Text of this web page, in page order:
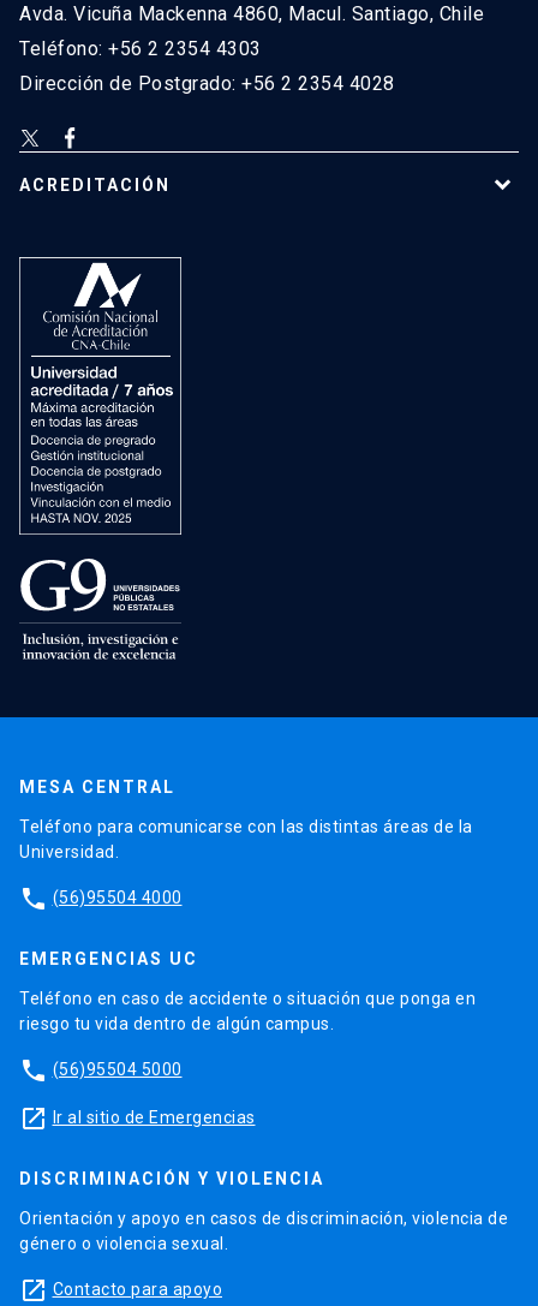
Avda. Vicuña Mackenna 4860, Macul. Santiago, Chile
Teléfono: +56 2 2354 4303
Dirección de Postgrado: +56 2 2354 4028
ACREDITACIÓN
MESA CENTRAL
Teléfono para comunicarse con las distintas áreas de la
Universidad.
phone (56)95504 4000
EMERGENCIAS UC
Teléfono en caso de accidente o situación que ponga en
riesgo tu vida dentro de algún campus.
phone (56)95504 5000
launch Ir al sitio de Emergencias
DISCRIMINACIÓN Y VIOLENCIA
Orientación y apoyo en casos de discriminación, violencia de
género o violencia sexual.
launch Contacto para apoyo